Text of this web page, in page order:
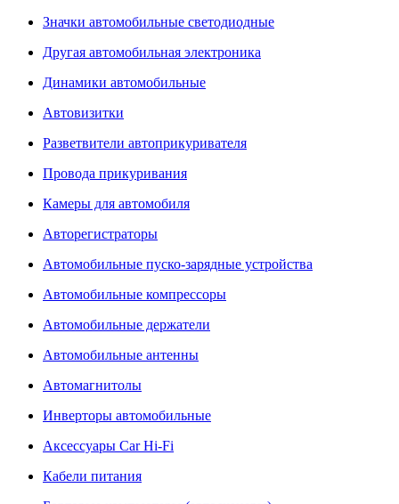
Значки автомобильные светодиодные
Другая автомобильная электроника
Динамики автомобильные
Автовизитки
Разветвители автоприкуривателя
Провода прикуривания
Камеры для автомобиля
Авторегистраторы
Автомобильные пуско-зарядные устройства
Автомобильные компрессоры
Автомобильные держатели
Автомобильные антенны
Автомагнитолы
Инверторы автомобильные
Аксессуары Car Hi-Fi
Кабели питания